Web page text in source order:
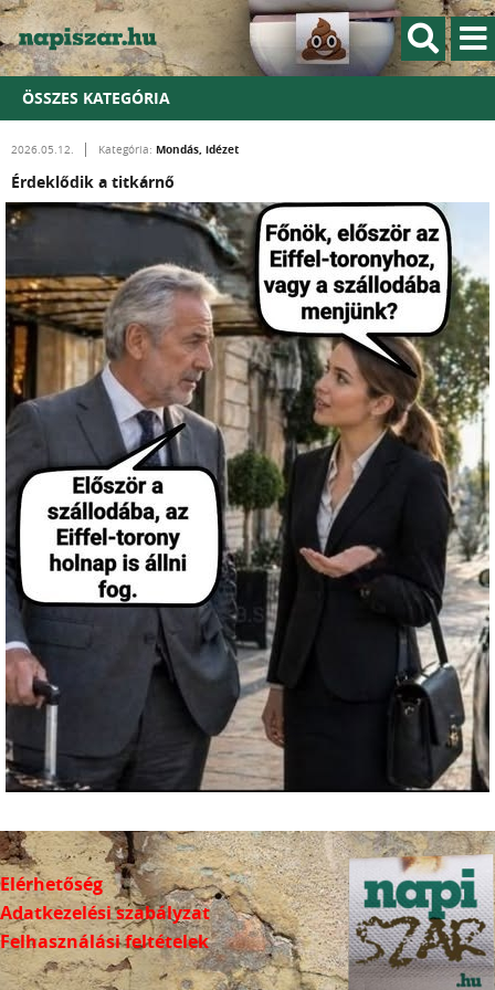
ÖSSZES KATEGÓRIA
2026.05.12. Kategória: Mondás, idézet
Érdeklődik a titkárnő
Elérhetőség
Adatkezelési szabályzat
Felhasználási feltételek